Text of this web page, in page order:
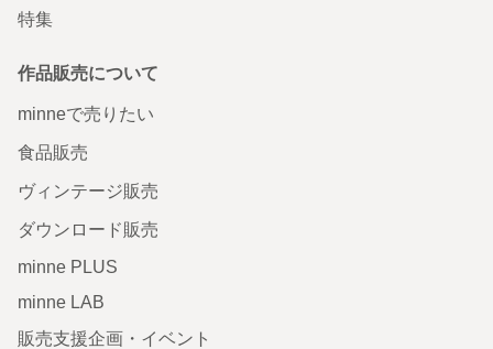
特集
作品販売について
minneで売りたい
食品販売
ヴィンテージ販売
ダウンロード販売
minne PLUS
minne LAB
販売支援企画・イベント